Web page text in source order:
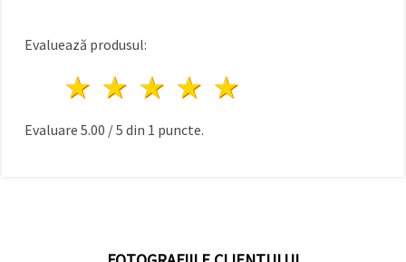
Evaluează produsul:
4 stele
3 stele
2 stele
1 stea
Evaluare 5.00 /5 din 1 puncte.